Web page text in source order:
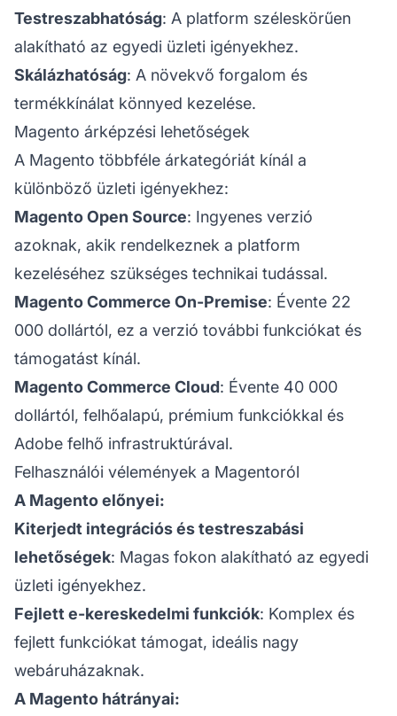
Testreszabhatóság: A platform széleskörűen
alakítható az egyedi üzleti igényekhez.
Skálázhatóság: A növekvő forgalom és
termékkínálat könnyed kezelése.
Magento árképzési lehetőségek
A Magento többféle árkategóriát kínál a
különböző üzleti igényekhez:
Magento Open Source: Ingyenes verzió
azoknak, akik rendelkeznek a platform
kezeléséhez szükséges technikai tudással.
Magento Commerce On-Premise: Évente 22
000 dollártól, ez a verzió további funkciókat és
támogatást kínál.
Magento Commerce Cloud: Évente 40 000
dollártól, felhőalapú, prémium funkciókkal és
Adobe felhő infrastruktúrával.
Felhasználói vélemények a Magentoról
A Magento előnyei:
Kiterjedt integrációs és testreszabási
lehetőségek: Magas fokon alakítható az egyedi
üzleti igényekhez.
Fejlett e-kereskedelmi funkciók: Komplex és
fejlett funkciókat támogat, ideális nagy
webáruházaknak.
A Magento hátrányai: